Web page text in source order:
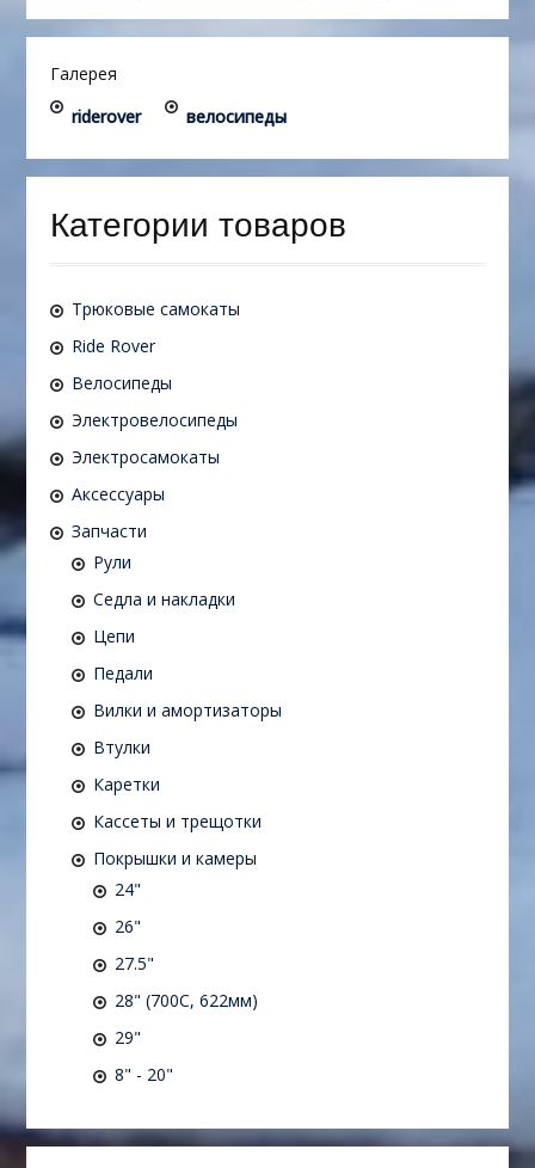
Галерея
riderover
велосипеды
Категории товаров
Трюковые самокаты
Ride Rover
Велосипеды
Электровелосипеды
Электросамокаты
Аксессуары
Запчасти
Рули
Седла и накладки
Цепи
Педали
Вилки и амортизаторы
Втулки
Каретки
Кассеты и трещотки
Покрышки и камеры
24"
26"
27.5"
28" (700C, 622мм)
29"
8" - 20"